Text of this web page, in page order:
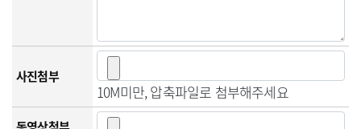
사진첨부
10M미만, 압축파일로 첨부해주세요